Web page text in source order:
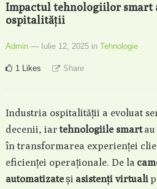
Impactul tehnologiilor smart
ospitalității
Admin — Iulie 12, 2025 in Tehnologie
1 Likes Share
Industria ospitalității a evoluat
decenii, iar tehnologiile smartau
în transformarea experienței
eficienței operaționale. De la
automatizateși asistenți virtuali